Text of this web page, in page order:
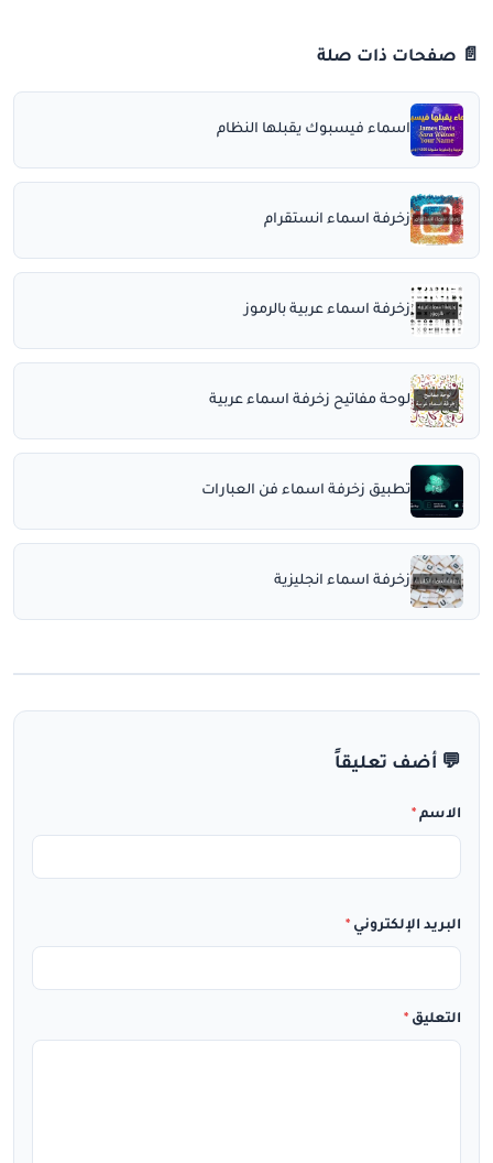
📄 صفحات ذات صلة
اسماء فيسبوك يقبلها النظام
زخرفة اسماء انستقرام
زخرفة اسماء عربية بالرموز
لوحة مفاتيح زخرفة اسماء عربية
تطبيق زخرفة اسماء فن العبارات
زخرفة اسماء انجليزية
💬 أضف تعليقاً
الاسم *
البريد الإلكتروني *
التعليق *